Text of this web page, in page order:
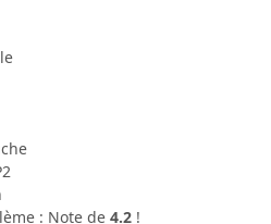
: Note de 4.2 !